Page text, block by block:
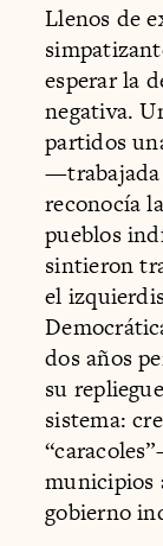
Llenos de
esperar la
negativa.
partidos
—trabajada
reconocía
pueblos
sintieron
el
dos años
su
sistema:
municipios
gobierno